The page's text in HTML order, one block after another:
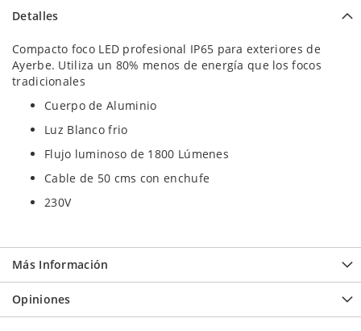
Detalles
Compacto foco LED profesional IP65 para exteriores de
Ayerbe. Utiliza un 80% menos de energía que los focos
tradicionales
Cuerpo de Aluminio
Luz Blanco frio
Flujo luminoso de 1800 Lúmenes
Cable de 50 cms con enchufe
230V
Más Información
Opiniones